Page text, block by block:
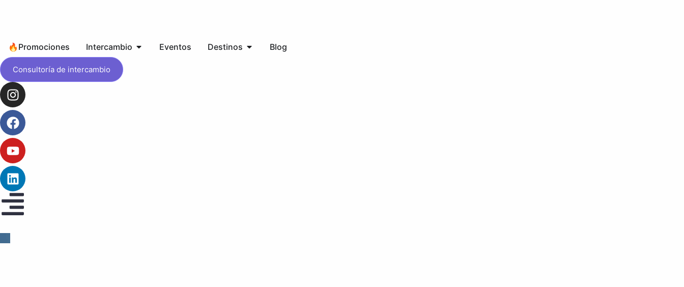
🔥Promociones Intercambio Eventos Destinos Blog
Consultoría de intercambio